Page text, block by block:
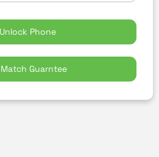
Unlock Phone
Match Guarntee